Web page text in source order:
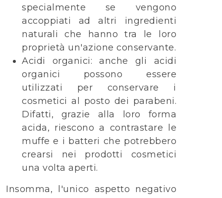
specialmente se vengono
accoppiati ad altri ingredienti
naturali che hanno tra le loro
proprietà un'azione conservante.
Acidi organici: anche gli acidi
organici possono essere
utilizzati per conservare i
cosmetici al posto dei parabeni.
Difatti, grazie alla loro forma
acida, riescono a contrastare le
muffe e i batteri che potrebbero
crearsi nei prodotti cosmetici
una volta aperti.
Insomma, l'unico aspetto negativo